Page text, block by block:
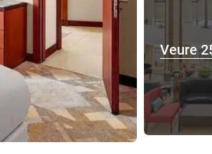
Veure